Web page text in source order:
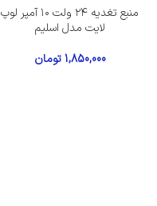
منبع تغدیه ۲۴ ولت ۱۰ آمپر لوپ
لایت مدل اسلیم
1,850,000 تومان